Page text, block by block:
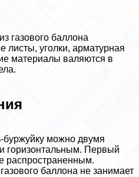
газового баллона
листы, уголки, арматурная
материалы валяются в
буржуйку можно двумя
горизонтальным. Первый
распространенным.
баллона не занимает